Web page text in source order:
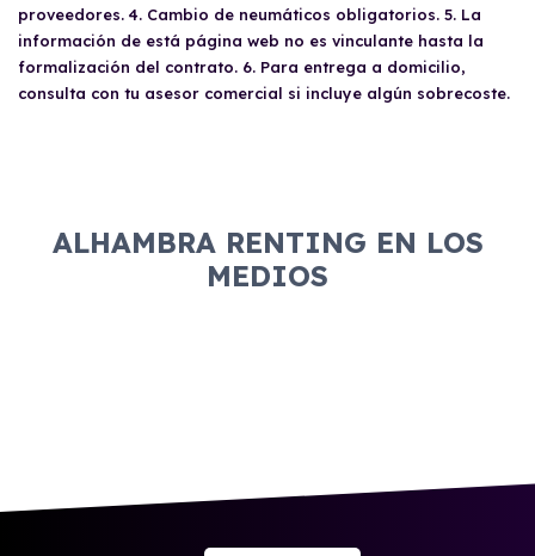
proveedores. 4. Cambio de neumáticos obligatorios. 5. La
información de está página web no es vinculante hasta la
formalización del contrato. 6. Para entrega a domicilio,
consulta con tu asesor comercial si incluye algún sobrecoste.
ALHAMBRA RENTING EN LOS
MEDIOS